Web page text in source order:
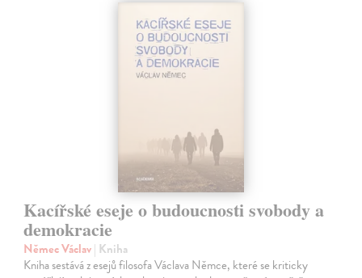
Kacířské eseje o budoucnosti svobody a
demokracie
Němec Václav| Kniha
Kniha sestává z esejů filosofa Václava Němce, které se kriticky